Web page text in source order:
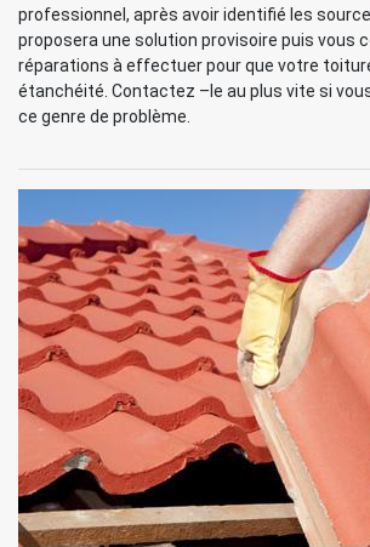
professionnel, après avoir identifié les
proposera une solution provisoire puis vous
réparations à effectuer pour que votre
étanchéité. Contactez –le au plus vite si
ce genre de problème.